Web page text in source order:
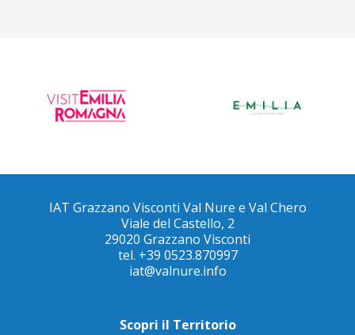
IAT Grazzano Visconti Val Nure e Val Chero
Viale del Castello, 2
29020 Grazzano Visconti
tel. +39 0523.870997
iat@valnure.info
Scopri il Territorio